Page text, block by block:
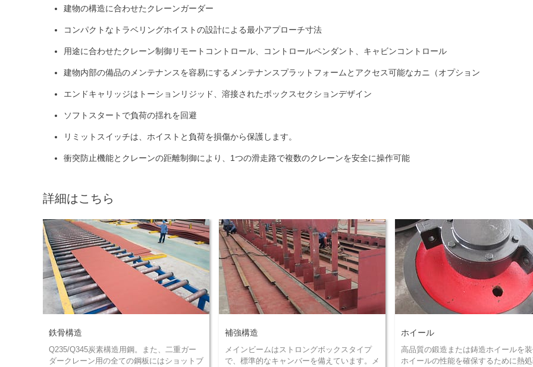
建物の構造に合わせたクレーンガーダー
コンパクトなトラベリングホイストの設計による最小アプローチ寸法
用途に合わせたクレーン制御リモートコントロール、コントロールペンダント、キャビンコントロール
建物内部の備品のメンテナンスを容易にするメンテナンスプラットフォームとアクセス可能なカニ（オプション
エンドキャリッジはトーションリジッド、溶接されたボックスセクションデザイン
ソフトスタートで負荷の揺れを回避
リミットスイッチは、ホイストと負荷を損傷から保護します。
衝突防止機能とクレーンの距離制御により、1つの滑走路で複数のクレーンを安全に操作可能
詳細はこちら
鉄骨構造
Q235/Q345炭素構造用鋼。また、二重ガー
ダークレーン用の全ての鋼板にはショットブ
補強構造
メインビームはストロングボックスタイプ
で、標準的なキャンバーを備えています。メ
ホイール
高品質の鍛造または鋳造ホイールを
ホイールの性能を確保するために熱